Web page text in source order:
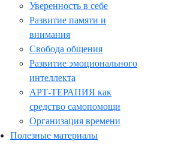
Уверенность в себе
Развитие памяти и
внимания
Свобода общения
Развитие эмоционального
интеллекта
АРТ-ТЕРАПИЯ как
средство самопомощи
Организация времени
Полезные материалы